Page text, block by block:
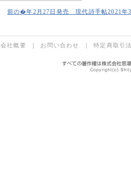
前の�年2月27日発売 現代詩手帖2021年
会社概要 お問い合わせ |特定商取引